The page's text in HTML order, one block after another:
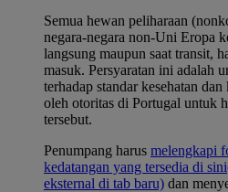
Semua hewan peliharaan
negara-negara non-Uni Eropa
langsung maupun saat transit,
masuk. Persyaratan ini adalah
terhadap standar kesehatan
oleh otoritas di Portugal untuk
tersebut.
Penumpang harus melengkapi
kedatangan yang tersedia di sini
eksternal di tab baru) dan